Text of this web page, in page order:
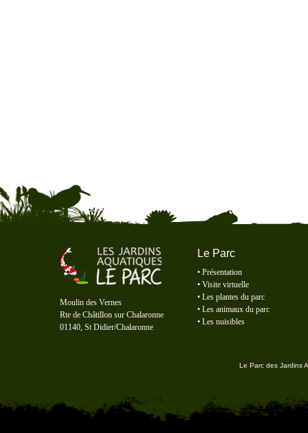
Moulin des Vernes
Rte de Châtillon sur Chalaronne
01140, St Didier/Chalaronne
Le Parc
• Présentation
• Visite virtuelle
• Les plantes du parc
• Les animaux du parc
• Les nuisibles
Le Parc des Jardins